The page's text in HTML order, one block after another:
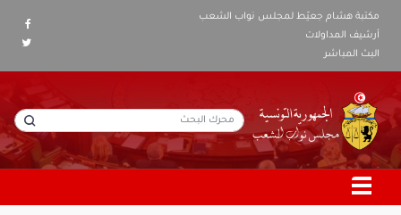
مكتبة هشام جعيّط لمجلس نواب الشعب
أرشيف المداولات
البث المباشر